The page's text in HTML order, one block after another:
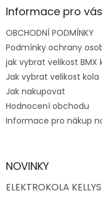
Informace pro vás
OBCHODNÍ PODMÍNKY
Podmínky ochrany
jak vybrat velikost BMX
Jak vybrat velikost kola
Jak nakupovat
Hodnocení obchodu
Informace pro nákup
NOVINKY
ELEKTROKOLA